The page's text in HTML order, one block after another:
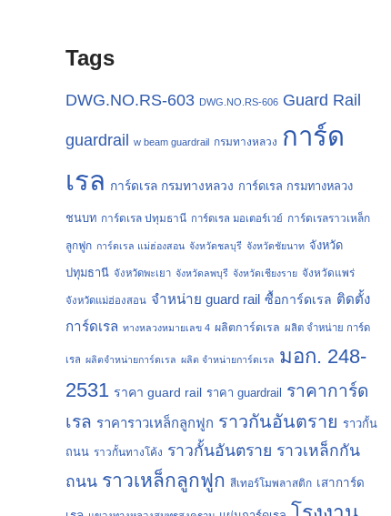
Tags
DWG.NO.RS-603 DWG.NO.RS-606 Guard Rail
guardrail w beam guardrail กรมทางหลวง การ์ด
เรล การ์ดเรล กรมทางหลวง การ์ดเรล กรมทางหลวง
ชนบท การ์ดเรล ปทุมธานี การ์ดเรล มอเตอร์เวย์ การ์ดเรลราวเหล็ก
ลูกฟูก การ์ดเรล แม่ฮ่องสอน จังหวัดชลบุรี จังหวัดชัยนาท จังหวัด
ปทุมธานี จังหวัดพะเยา จังหวัดลพบุรี จังหวัดเชียงราย จังหวัดแพร่
จังหวัดแม่ฮ่องสอน จำหน่าย guard rail ซื้อการ์ดเรล ติดตั้ง
การ์ดเรล ทางหลวงหมายเลข 4 ผลิตการ์ดเรล ผลิต จำหน่าย การ์ด
เรล ผลิตจำหน่ายการ์ดเรล ผลิต จำหน่ายการ์ดเรล มอก. 248-
2531 ราคา guard rail ราคา guardrail
ราคาการ์ด
เรล ราคาราวเหล็กลูกฟูก ราวกันอันตราย ราวกั้น
ถนน ราวกั้นทางโค้ง ราวกั้นอันตราย ราวเหล็กกัน
ถนน ราวเหล็กลูกฟูก สีเทอร์โมพลาสติก เสาการ์ด